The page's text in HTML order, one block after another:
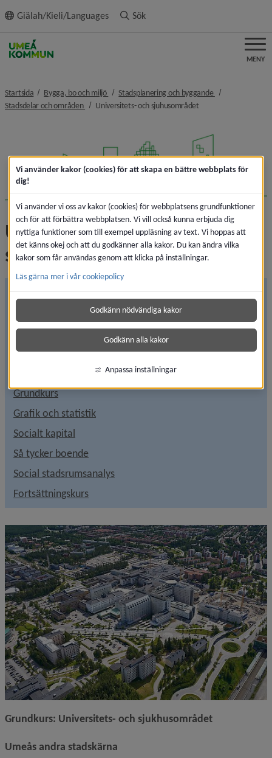
innehållet
Giälah/Kieli/Languages Sök
MENY
Startsida Bygga, bo och miljö nivå i brödsmulenavigeringen
Stadsplanering och byggande nivå i
Stadsdelar och områden nivå i brödsmulenavigeringen
Universitets- och sjuhusområdetnivå i
Universitets- och
sjuhusområdet
Inledning: Så står det till
Här hittar du sociala stadsrumsanalyser och
stadsdelsbeskrivningar för universitets- och
Grundkurs
Grafik och statistik
Socialt kapital
Så tycker boende
Social stadsrumsanalys
Fortsättningskurs
Grundkurs: Universitets- och sjukhusområdet
Umeås andra stadskärna
Vi använder kakor (cookies) för att skapa en bättre webbplats för
dig!
Vi använder vi oss av kakor (cookies) för webbplatsens grundfunktioner
och för att förbättra webbplatsen. Vi vill också kunna erbjuda dig
nyttiga funktioner som till exempel uppläsning av text. Vi hoppas att
det känns okej och att du godkänner alla kakor. Du kan ändra vilka
kakor som får användas genom att klicka på inställningar.
Läs gärna mer i vår cookiepolicy
Godkänn nödvändiga kakor
Godkänn alla kakor
Anpassa inställningar